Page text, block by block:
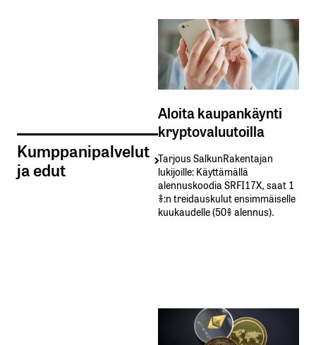
Kumppanipalvelut
ja edut
Aloita kaupankäynti
kryptovaluutoilla
Tarjous SalkunRakentajan
lukijoille: Käyttämällä​ ​
alennuskoodia​ ​SRFI17X,​ ​saat​ ​1
%:n treidauskulut​ ​ensimmäiselle​ ​
kuukaudelle​ ​(50%​ ​alennus).